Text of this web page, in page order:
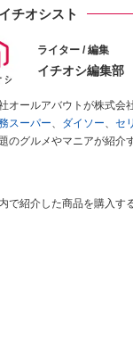
イチオシスト
ライター / 編集
イチオシ編集部
オールアバウトが株式会
スーパー、 ダイソー、 セ
のグルメやマニアが紹介
で紹介した商品を購入す